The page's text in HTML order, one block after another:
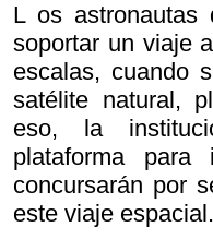
L os astronautas
soportar un viaje
escalas, cuando
satélite natural,
eso, la
plataforma para
concursarán por
este viaje espacial.